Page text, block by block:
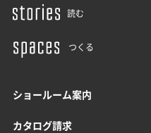
読む
つくる
ショールーム案内
カタログ請求